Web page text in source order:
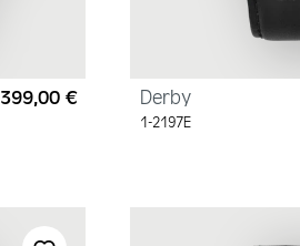
Regulärer Preis:
399,00 € Derby
1-2197E